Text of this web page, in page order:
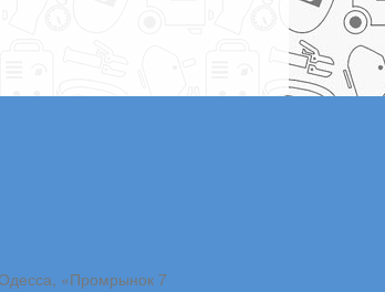
«Промрынок 7